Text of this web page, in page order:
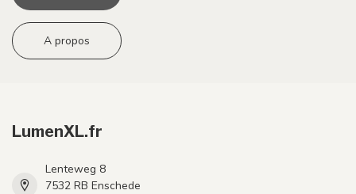
A propos
LumenXL.fr
Lenteweg 8
7532 RB Enschede